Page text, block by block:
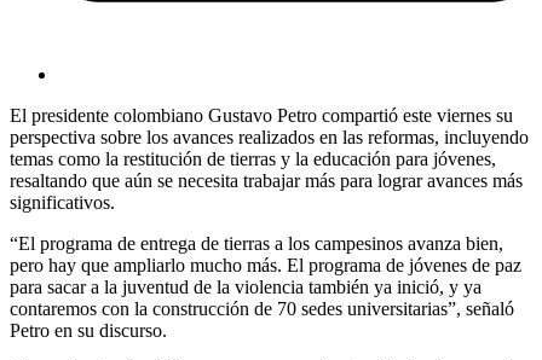
El presidente colombiano Gustavo Petro compartió este viernes su
perspectiva sobre los avances realizados en las reformas, incluyendo
temas como la restitución de tierras y la educación para jóvenes,
resaltando que aún se necesita trabajar más para lograr avances más
significativos.
“El programa de entrega de tierras a los campesinos avanza bien,
pero hay que ampliarlo mucho más. El programa de jóvenes de paz
para sacar a la juventud de la violencia también ya inició, y ya
contaremos con la construcción de 70 sedes universitarias”, señaló
Petro en su discurso.